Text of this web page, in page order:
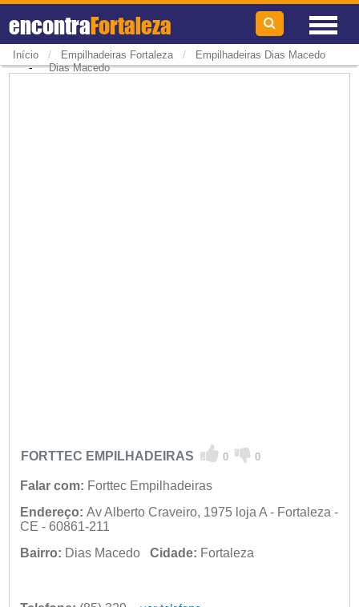
encontraFortaleza
Início / Empilhadeiras Fortaleza / Empilhadeiras Dias Macedo
-Dias Macedo
FORTTEC EMPILHADEIRAS 0 0
Falar com: Forttec Empilhadeiras
Endereço: Av Alberto Craveiro, 1975 loja A - Fortaleza -
CE - 60861-211
Bairro: Dias Macedo Cidade: Fortaleza